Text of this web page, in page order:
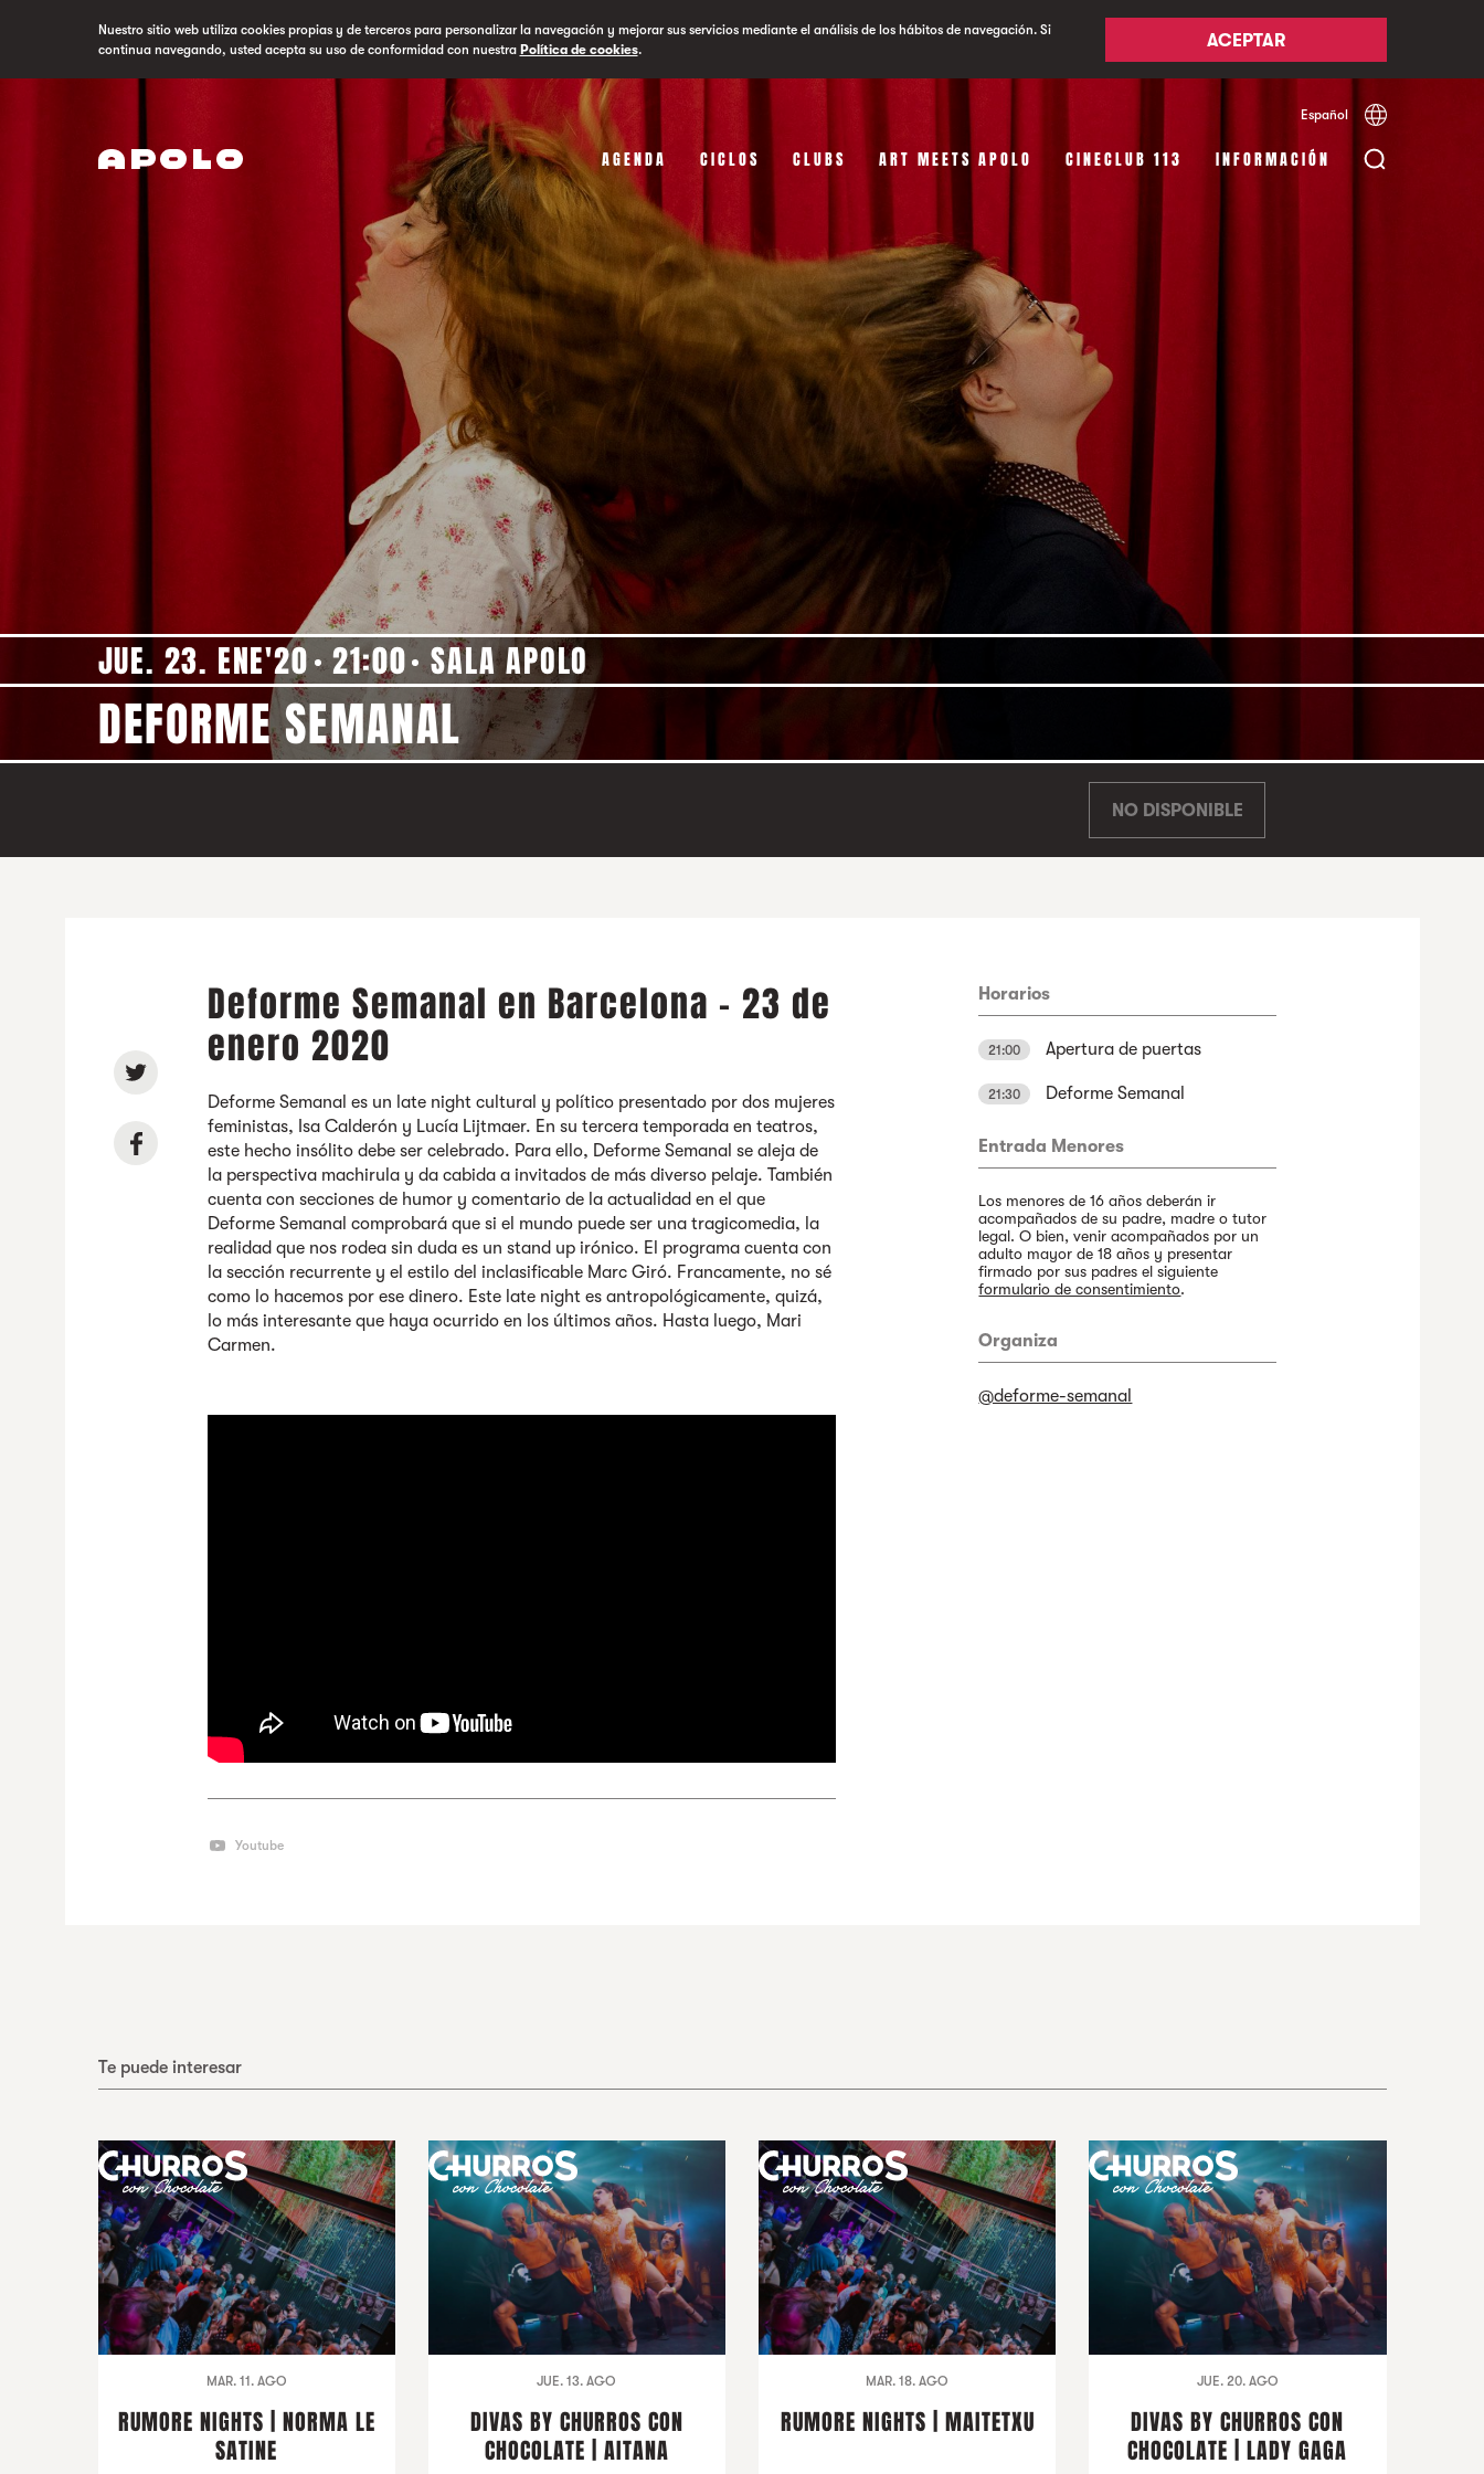
Nuestro sitio web utiliza cookies propias y de terceros para personalizar la navegación y mejorar sus servicios mediante el análisis de los hábitos de navegación. Si
continua navegando, usted acepta su uso de conformidad con nuestra Política de cookies. ACEPTAR
Español Català
AGENDA CICLOS CLUBS ART MEETS APOLO CINECLUB 113 INFORMACIÓN
JUE. 23. ENE'20 21:00 SALA APOLO
DEFORME SEMANAL
NO DISPONIBLE
Deforme Semanal en Barcelona - 23 de
enero 2020
Deforme Semanal es un late night cultural y político presentado por dos mujeres
feministas, Isa Calderón y Lucía Lijtmaer. En su tercera temporada en teatros,
este hecho insólito debe ser celebrado. Para ello, Deforme Semanal se aleja de
la perspectiva machirula y da cabida a invitados de más diverso pelaje. También
cuenta con secciones de humor y comentario de la actualidad en el que
Deforme Semanal comprobará que si el mundo puede ser una tragicomedia, la
realidad que nos rodea sin duda es un stand up irónico. El programa cuenta con
la sección recurrente y el estilo del inclasificable Marc Giró. Francamente, no sé
como lo hacemos por ese dinero. Este late night es antropológicamente, quizá,
lo más interesante que haya ocurrido en los últimos años. Hasta luego, Mari
Carmen.
Youtube
Horarios
21:00 Apertura de puertas
21:30 Deforme Semanal
Entrada Menores
Los menores de 16 años deberán ir
acompañados de su padre, madre o tutor
legal. O bien, venir acompañados por un
adulto mayor de 18 años y presentar
firmado por sus padres el siguiente
formulario de consentimiento.
Organiza
@deforme-semanal
Te puede interesar
MAR. 11. AGO
RUMORE NIGHTS | NORMA LE
SATINE
JUE. 13. AGO
DIVAS BY CHURROS CON
CHOCOLATE | AITANA
MAR. 18. AGO
RUMORE NIGHTS | MAITETXU
JUE. 20. AGO
DIVAS BY CHURROS CON
CHOCOLATE | LADY GAGA